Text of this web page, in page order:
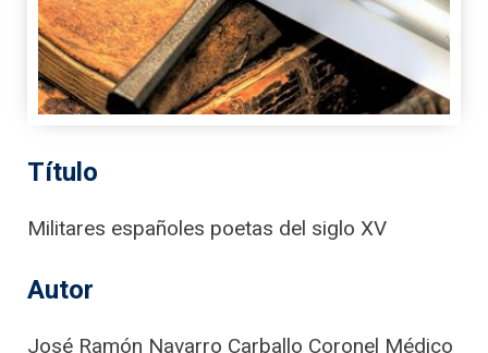
Título
Militares españoles poetas del siglo XV
Autor
José Ramón Navarro Carballo Coronel Médico